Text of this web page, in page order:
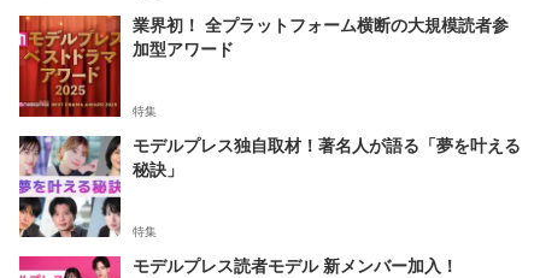
業界初！ 全プラットフォーム横断の大規模読者参
加型アワード
特集
モデルプレス独自取材！著名人が語る「夢を叶える
秘訣」
特集
モデルプレス読者モデル 新メンバー加入！